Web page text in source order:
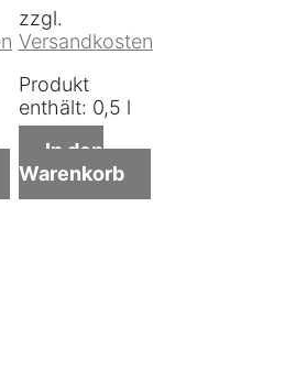
zzgl.
Versandkosten
Produkt
enthält: 0,5 l
In den
Warenkorb